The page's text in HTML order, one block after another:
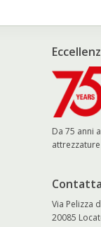
Da 75 anni
Via Pelizza
20085